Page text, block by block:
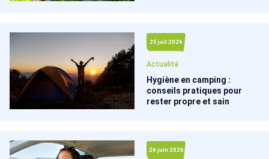
25 juil 2026
Actualité
Hygiène en camping :
conseils pratiques pour
rester propre et sain
26 juin 2026